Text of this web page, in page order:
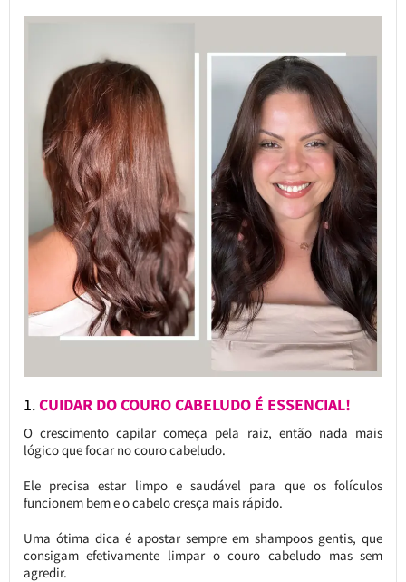
1.CUIDAR DO COURO CABELUDO É ESSENCIAL!
O crescimento capilar começa pela raiz, então nada mais
lógico que focar no couro cabeludo.
Ele precisa estar limpo e saudável para que os folículos
funcionem bem e o cabelo cresça mais rápido.
Uma ótima dica é apostar sempre em shampoos gentis, que
consigam efetivamente limpar o couro cabeludo mas sem
agredir.